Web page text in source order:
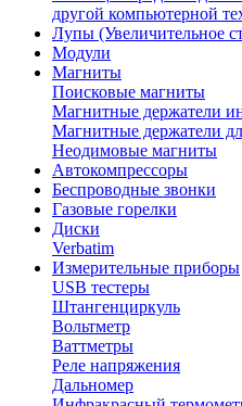
другой компьютерной
Лупы (Увеличительное
Модули
Магниты
Поисковые магниты
Магнитные держатели
Магнитные держатели
Неодимовые магниты
Автокомпрессоры
Беспроводные звонки
Газовые горелки
Диски
Verbatim
Измерительные приборы
USB тестеры
Штангенциркуль
Вольтметр
Ваттметры
Реле напряжения
Дальномер